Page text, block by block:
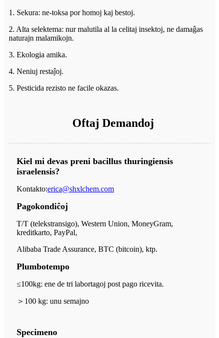
1. Sekura: ne-toksa por homoj kaj bestoj.
2. Alta selektema: nur malutila al la celitaj insektoj, ne damaĝas
naturajn malamikojn.
3. Ekologia amika.
4. Neniuj restaĵoj.
5. Pesticida rezisto ne facile okazas.
Oftaj Demandoj
Kiel mi devas preni bacillus thuringiensis
israelensis?
Kontakto:erica@shxlchem.com
Pagokondiĉoj
T/T (telekstransigo), Western Union, MoneyGram,
kreditkarto, PayPal,
Alibaba Trade Assurance, BTC (bitcoin), ktp.
Plumbotempo
≤100kg: ene de tri labortagoj post pago ricevita.
＞ 100 kg: unu semajno
Specimeno